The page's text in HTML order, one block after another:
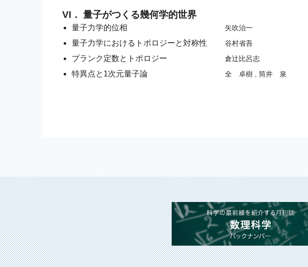
VI． 量子がつくる幾何学的世界
量子力学的位相 矢吹治一
量子力学におけるトポロジーと対称性 谷村省吾
プランク定数とトポロジー 倉辻比呂志
特異点と1次元量子論 全 卓樹 , 筒井 泉